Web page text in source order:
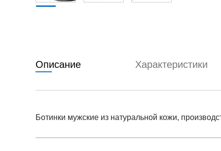
Описание Характеристики
Ботинки мужские из натуральной кожи,